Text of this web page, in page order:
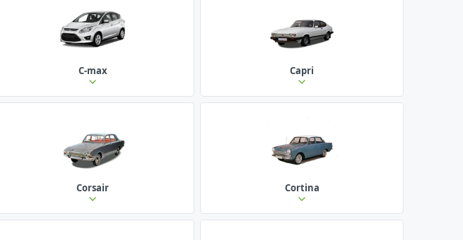
C-max Capri
Corsair Cortina